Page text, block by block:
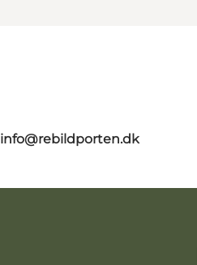
info@rebildporten.dk